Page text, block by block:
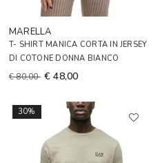
MARELLA
T- SHIRT MANICA CORTA IN JERSEY
DI COTONE DONNA BIANCO
€ 80,00 € 48,00
30%